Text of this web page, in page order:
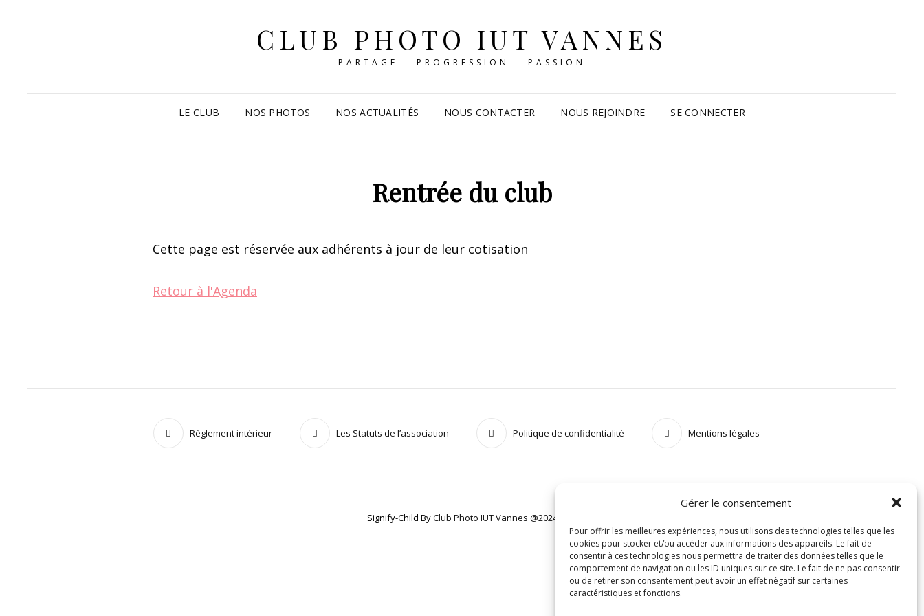
Gérer le consentement
Pour offrir les meilleures expériences, nous utilisons des technologies telles que les
cookies pour stocker et/ou accéder aux informations des appareils. Le fait de
consentir à ces technologies nous permettra de traiter des données telles que le
comportement de navigation ou les ID uniques sur ce site. Le fait de ne pas consentir
ou de retirer son consentement peut avoir un effet négatif sur certaines
caractéristiques et fonctions.
CLUB PHOTO IUT VANNES
PARTAGE – PROGRESSION – PASSION
LE CLUB NOS PHOTOS NOS ACTUALITÉS NOUS CONTACTER NOUS REJOINDRE SE CONNECTER
Rentrée du club
Cette page est réservée aux adhérents à jour de leur cotisation
Retour à l'Agenda
Règlement intérieur Les Statuts de l’association Politique de confidentialité Mentions légales
Signify-Child ByClub Photo IUT Vannes @2024